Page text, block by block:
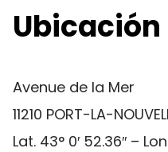
Ubicación
Avenue de la Mer
11210 PORT-LA-
Lat. 43° 0′ 52.36″ –